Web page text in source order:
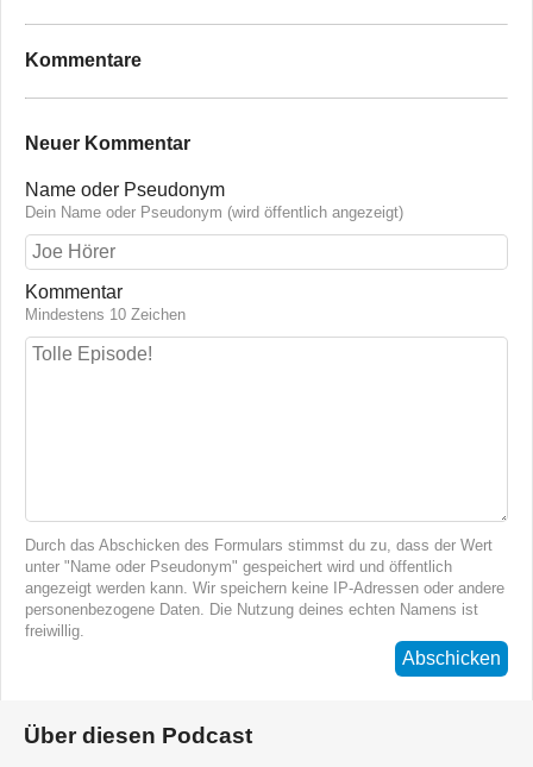
Kommentare
Neuer Kommentar
Name oder Pseudonym
Dein Name oder Pseudonym (wird öffentlich angezeigt)
Kommentar
Mindestens 10 Zeichen
Durch das Abschicken des Formulars stimmst du zu, dass der Wert
unter "Name oder Pseudonym" gespeichert wird und öffentlich
angezeigt werden kann. Wir speichern keine IP-Adressen oder andere
personenbezogene Daten. Die Nutzung deines echten Namens ist
freiwillig.
Abschicken
Über diesen Podcast